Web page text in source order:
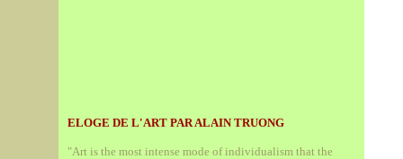
ELOGE DE L'ART PAR ALAIN TRUONG
"Art is the most intense mode of individualism that the